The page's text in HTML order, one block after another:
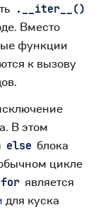
.__iter__()
Вместо
функции
к вызову
В этом
else блока
цикле
for является
для куска